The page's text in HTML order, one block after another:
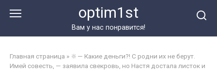
optim1st
Вам у нас понравится!
Главная страница » 🔆— Какие деньги?! С родни их не берут.
Имей совесть, — заявила свекровь, но Настя достала листок и